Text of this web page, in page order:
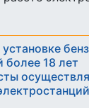
более 18 лет